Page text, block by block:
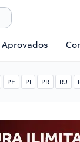
Aprovados
PE PI PR RJ